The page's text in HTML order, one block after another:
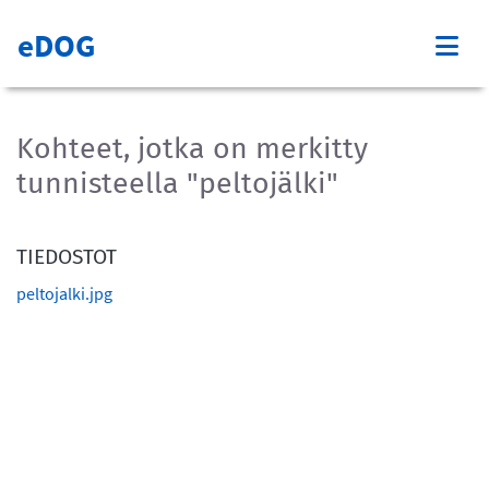
eDOG
Kohteet, jotka on merkitty
tunnisteella "peltojälki"
TIEDOSTOT
peltojalki.jpg